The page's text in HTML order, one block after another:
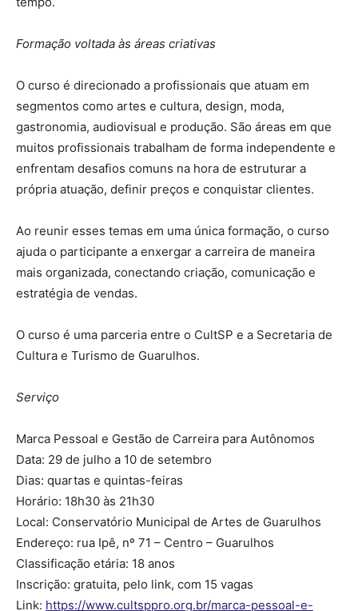
Formação voltada às áreas criativas
O curso é direcionado a profissionais que atuam em
segmentos como artes e cultura, design, moda,
gastronomia, audiovisual e produção. São áreas em que
muitos profissionais trabalham de forma independente e
enfrentam desafios comuns na hora de estruturar a
própria atuação, definir preços e conquistar clientes.
Ao reunir esses temas em uma única formação, o curso
ajuda o participante a enxergar a carreira de maneira
mais organizada, conectando criação, comunicação e
estratégia de vendas.
O curso é uma parceria entre o CultSP e a Secretaria de
Cultura e Turismo de Guarulhos.
Serviço
Marca Pessoal e Gestão de Carreira para Autônomos
Data: 29 de julho a 10 de setembro
Dias: quartas e quintas-feiras
Horário: 18h30 às 21h30
Local: Conservatório Municipal de Artes de Guarulhos
Endereço: rua Ipê, nº 71 – Centro – Guarulhos
Classificação etária: 18 anos
Inscrição: gratuita, pelo link, com 15 vagas
Link: https://www.cultsppro.org.br/marca-pessoal-e-